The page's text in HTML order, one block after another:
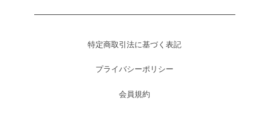
特定商取引法に基づく表記
プライバシーポリシー
会員規約